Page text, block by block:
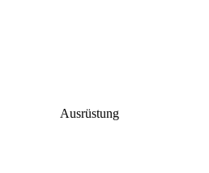
Ausrüstung